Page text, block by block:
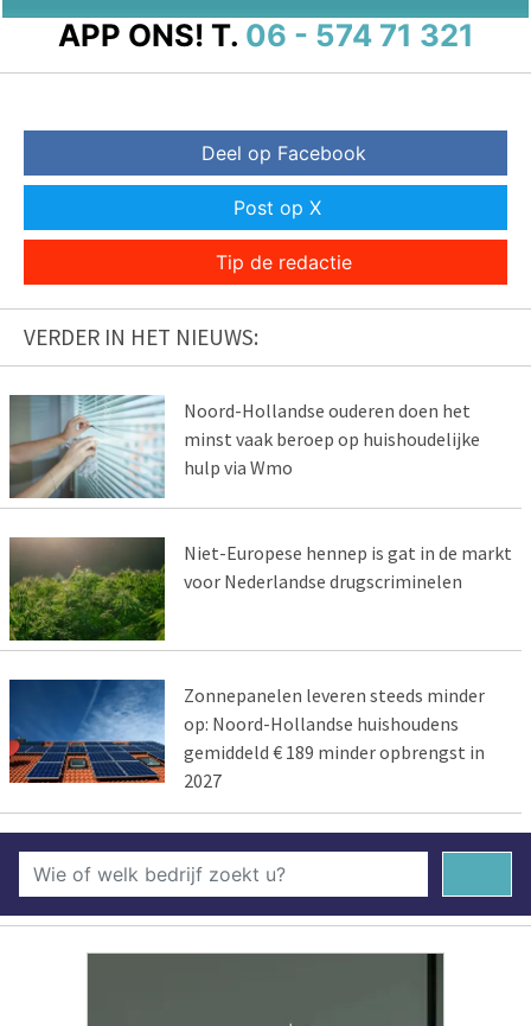
APP ONS! T. 06 - 574 71 321
Deel op Facebook
Post op X
Tip de redactie
VERDER IN HET NIEUWS:
Noord-Hollandse ouderen doen het
minst vaak beroep op huishoudelijke
hulp via Wmo
Niet-Europese hennep is gat in de markt
voor Nederlandse drugscriminelen
Zonnepanelen leveren steeds minder
op: Noord-Hollandse huishoudens
gemiddeld € 189 minder opbrengst in
2027